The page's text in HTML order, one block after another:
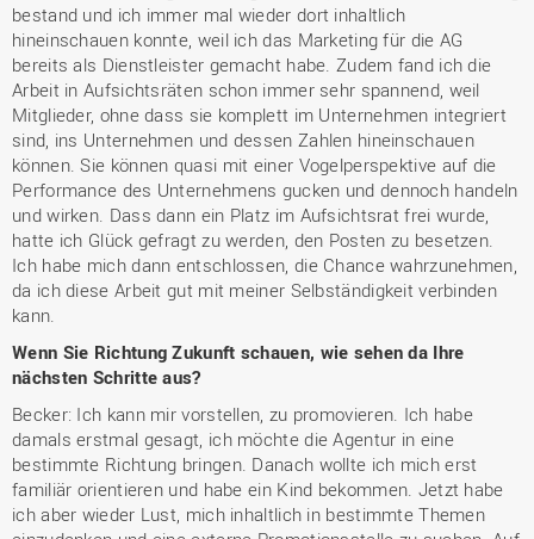
bestand und ich immer mal wieder dort inhaltlich
hineinschauen konnte, weil ich das Marketing für die AG
bereits als Dienstleister gemacht habe. Zudem fand ich die
Arbeit in Aufsichtsräten schon immer sehr spannend, weil
Mitglieder, ohne dass sie komplett im Unternehmen integriert
sind, ins Unternehmen und dessen Zahlen hineinschauen
können. Sie können quasi mit einer Vogelperspektive auf die
Performance des Unternehmens gucken und dennoch handeln
und wirken. Dass dann ein Platz im Aufsichtsrat frei wurde,
hatte ich Glück gefragt zu werden, den Posten zu besetzen.
Ich habe mich dann entschlossen, die Chance wahrzunehmen,
da ich diese Arbeit gut mit meiner Selbständigkeit verbinden
kann.
Wenn Sie Richtung Zukunft schauen, wie sehen da Ihre
nächsten Schritte aus?
Becker: Ich kann mir vorstellen, zu promovieren. Ich habe
damals erstmal gesagt, ich möchte die Agentur in eine
bestimmte Richtung bringen. Danach wollte ich mich erst
familiär orientieren und habe ein Kind bekommen. Jetzt habe
ich aber wieder Lust, mich inhaltlich in bestimmte Themen